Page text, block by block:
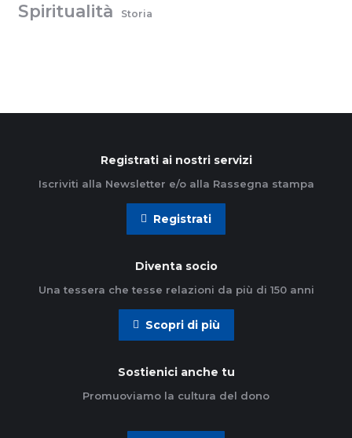
Spiritualità Storia
Registrati ai nostri servizi
Iscriviti alla Newsletter e/o alla Rassegna stampa
Registrati
Diventa socio
Una tessera che tesse relazioni da più di 150 anni
Scopri di più
Sostienici anche tu
Promuoviamo la cultura del dono